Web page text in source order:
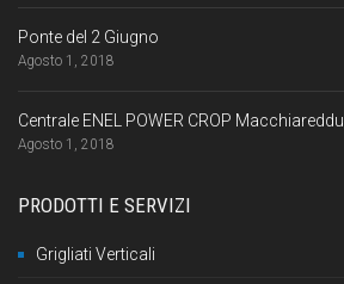
Ponte del 2 Giugno
Agosto 1, 2018
Centrale ENEL POWER CROP Macchiareddu
Agosto 1, 2018
PRODOTTI E SERVIZI
Grigliati Verticali